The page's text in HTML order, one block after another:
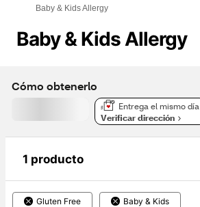
Baby & Kids Allergy
Baby & Kids Allergy
Cómo obtenerlo
Entrega el mismo día
Verificar dirección
1 producto
Gluten Free Baby & Kids